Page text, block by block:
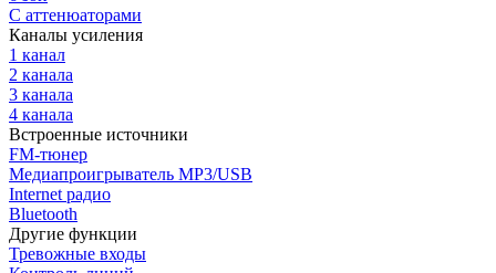
С аттенюаторами
Каналы усиления
1 канал
2 канала
3 канала
4 канала
Встроенные источники
FM-тюнер
Медиапроигрыватель MP3/USB
Internet радио
Bluetooth
Другие функции
Тревожные входы